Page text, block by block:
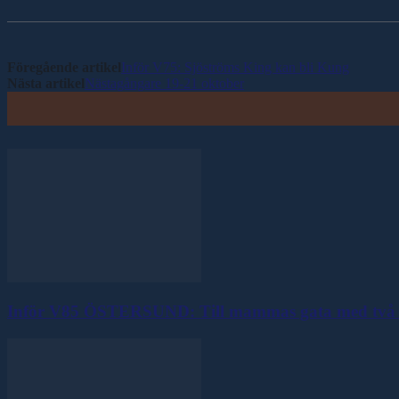
Föregående artikelInför V75: Sjöströms King kan bli Kung
Nästa artikelNästagångare 19-21 oktober
Inför V85 ÖSTERSUND: Till mammas gata med